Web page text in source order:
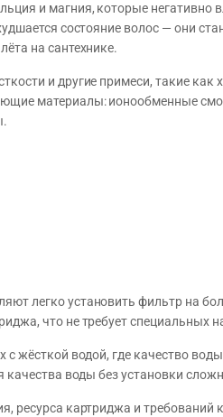
и магния, которые
состояние волос — они
на сантехнике.
и другие примеси, такие как
материалы: ионообменные
легко установить фильтр на
что не требует специальных
с жёсткой водой, где качество
воды без установки
ресурса картриджа и